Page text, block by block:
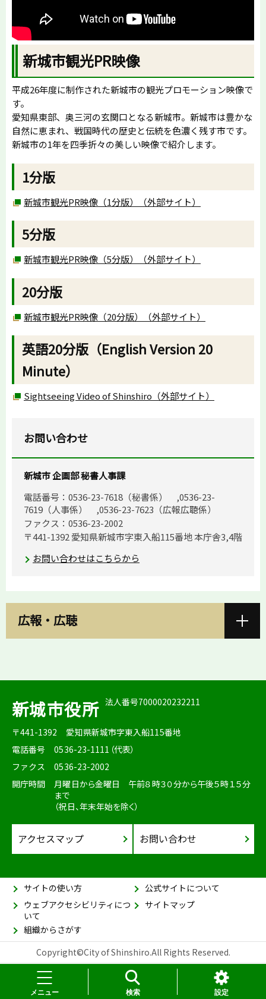
メニュー 検索 設定
新城市観光PR映像
平成26年度に制作された新城市の観光プロモーション映像で
す。
愛知県東部、奥三河の玄関口となる新城市。新城市は豊かな
自然に恵まれ、戦国時代の歴史と伝統を色濃く残す市です。
新城市の1年を四季折々の美しい映像で紹介します。
1分版
新城市観光PR映像（1分版）（外部サイト）
5分版
新城市観光PR映像（5分版）（外部サイト）
20分版
新城市観光PR映像（20分版）（外部サイト）
英語20分版（English Version 20
Minute）
Sightseeing Video of Shinshiro（外部サイト）
お問い合わせ
新城市 企画部 秘書人事課
電話番号：0536-23-7618（秘書係） ,0536-23-
7619（人事係） ,0536-23-7623（広報広聴係）
ファクス：0536-23-2002
〒441-1392 愛知県新城市字東入船115番地 本庁舎3,4階
お問い合わせはこちらから
広報・広聴
新城市役所 法人番号7000020232211
〒441-1392
愛知県新城市字東入船115番地
電話番号
0536-23-1111（代表）
ファクス
0536-23-2002
開庁時間
月曜日から金曜日 午前８時３０分から午後５時１５分
まで
（祝日、年末年始を除く）
アクセスマップ お問い合わせ
サイトの使い方
公式サイトについて
ウェブアクセシビリティにつ
いて
サイトマップ
組織からさがす
Copyright©City of Shinshiro.All Rights Reserved.